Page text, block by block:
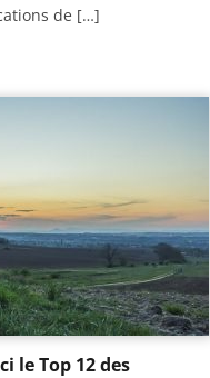
de […]
le Top 12 des